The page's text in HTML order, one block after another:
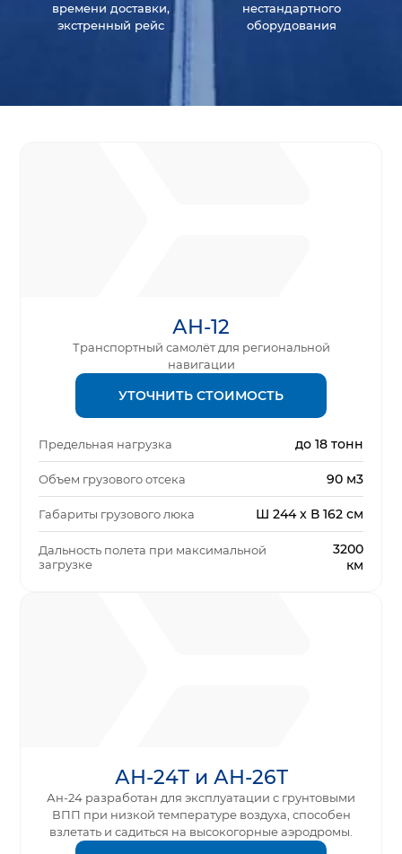
времени доставки,
экстренный рейс
нестандартного
оборудования
АН-12
Транспортный самолёт для региональной
навигации
УТОЧНИТЬ СТОИМОСТЬ
Предельная нагрузка до 18 тонн
Объем грузового отсека 90 м3
Габариты грузового люка Ш 244 x В 162 см
Дальность полета при максимальной
загрузке
3200
км
АН-24Т и АН-26Т
Ан-24 разработан для эксплуатации с грунтовыми
ВПП при низкой температуре воздуха, способен
взлетать и садиться на высокогорные аэродромы.